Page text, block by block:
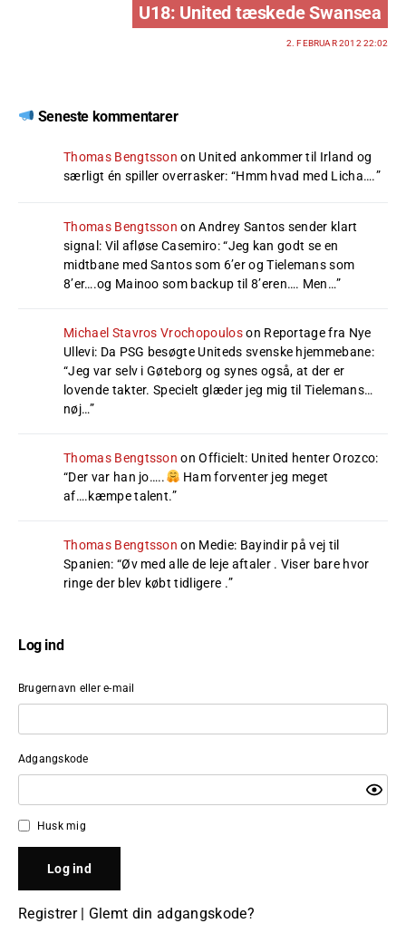
U18: United tæskede Swansea
2. FEBRUAR 2012 22:02
Seneste kommentarer
Thomas Bengtsson on United ankommer til Irland og
særligt én spiller overrasker: “Hmm hvad med Licha….”
Thomas Bengtsson onAndrey Santos sender klart
signal: Vil afløse Casemiro: “Jeg kan godt se en
midtbane med Santos som 6’er og Tielemans som
8’er….og Mainoo som backup til 8’eren…. Men…”
Michael Stavros Vrochopouloson Reportage fra Nye
Ullevi: Da PSG besøgte Uniteds svenske hjemmebane:
“Jeg var selv i Gøteborg og synes også, at der er
lovende takter. Specielt glæder jeg mig til Tielemans…
nøj…”
Thomas Bengtsson onOfficielt: United henter Orozco:
“Der var han jo…..
Ham forventer jeg meget
af….kæmpe talent.”
Thomas Bengtsson on Medie: Bayindir på vej til
Spanien: “Øv med alle de leje aftaler . Viser bare hvor
ringe der blev købt tidligere .”
Log ind
Brugernavn eller e-mail
Adgangskode
Husk mig
Registrer| Glemt din adgangskode?